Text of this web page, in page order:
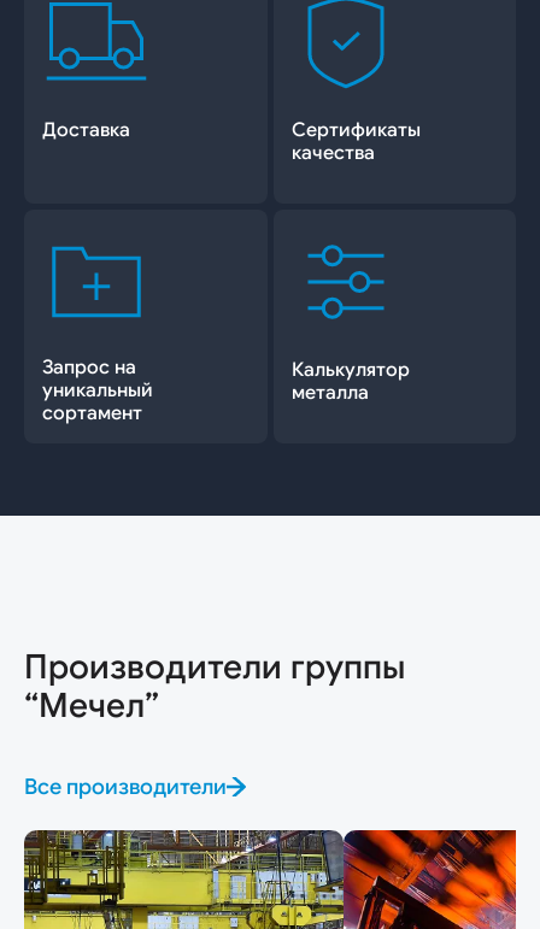
Доставка
Сертификаты
качества
Запрос на
уникальный
сортамент
Калькулятор
металла
Производители группы
“Мечел”
Все производители